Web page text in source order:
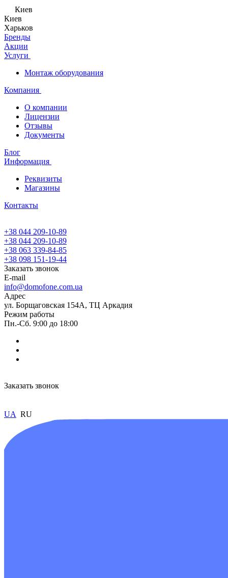
Киев
Киев
Харьков
Бренды
Акции
Услуги
Монтаж оборудования
Компания
О компании
Лицензии
Отзывы
Документы
Блог
Информация
Реквизиты
Магазины
Контакты
+38 044 209-10-89
+38 044 209-10-89
+38 063 339-84-85
+38 098 151-19-44
Заказать звонок
E-mail
info@domofone.com.ua
Адрес
ул. Борщаговская 154А, ТЦ Аркадия
Режим работы
Пн.-Сб. 9:00 до 18:00
Заказать звонок
UA RU